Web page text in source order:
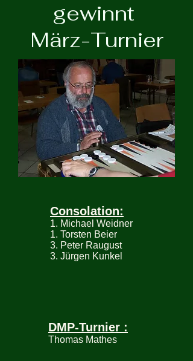
gewinnt
März-Turnier
Consolation:
1. Michael Weidner
1. Torsten Beier
3. Peter Raugust
3. Jürgen Kunkel
DMP-Turnier :
Thomas Mathes